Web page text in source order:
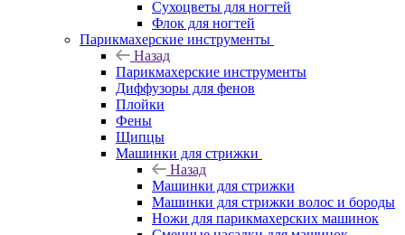
Сухоцветы для ногтей
Флок для ногтей
Парикмахерские инструменты
Назад
Парикмахерские инструменты
Диффузоры для фенов
Плойки
Фены
Щипцы
Машинки для стрижки
Назад
Машинки для стрижки
Машинки для стрижки волос и бороды
Ножи для парикмахерских машинок